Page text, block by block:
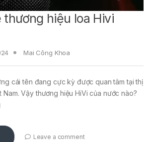
thương hiệu loa Hivi
Mai Công Khoa
cái tên đang cực kỳ được quan tâm tại thị
Nam. Vậy thương hiệu HiVi của nước nào?
Leave a comment